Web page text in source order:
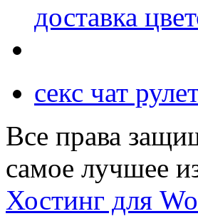
доставка
секс чат
Все права
самое лучшее
Хостинг для